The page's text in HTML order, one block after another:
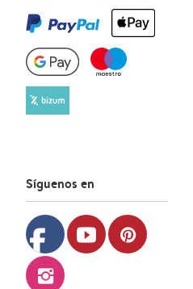
Síguenos en
facebook youtube pinterest
instagram